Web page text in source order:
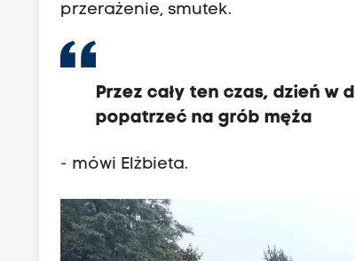
przerażenie, smutek.
Przez cały ten czas, dzień w
popatrzeć na grób męża
- mówi Elżbieta.